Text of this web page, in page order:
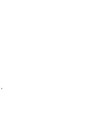
，帶出一份清新